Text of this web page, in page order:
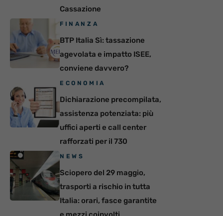
Cassazione
FINANZA
BTP Italia Sì: tassazione
agevolata e impatto ISEE,
conviene davvero?
ECONOMIA
Dichiarazione precompilata,
assistenza potenziata: più
uffici aperti e call center
rafforzati per il 730
NEWS
Sciopero del 29 maggio,
trasporti a rischio in tutta
Italia: orari, fasce garantite